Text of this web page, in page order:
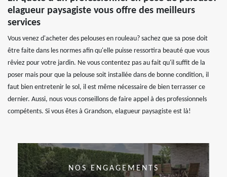
elagueur paysagiste vous offre des meilleurs
services
Vous venez d'acheter des pelouses en rouleau? sachez que sa pose doit
être faite dans les normes afin qu'elle puisse ressortira beauté que vous
rêviez pour votre jardin. Ne vous contentez pas au fait qu'il suffit de la
poser mais pour que la pelouse soit installée dans de bonne condition, il
faut bien entretenir le sol, il est même nécessaire de bien terrasser ce
dernier. Aussi, nous vous conseillons de faire appel à des professionnels
compétents. Si vous êtes à Grandson, elagueur paysagiste est là!
NOS ENGAGEMENTS